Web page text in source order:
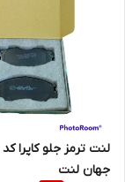
جهان لنت